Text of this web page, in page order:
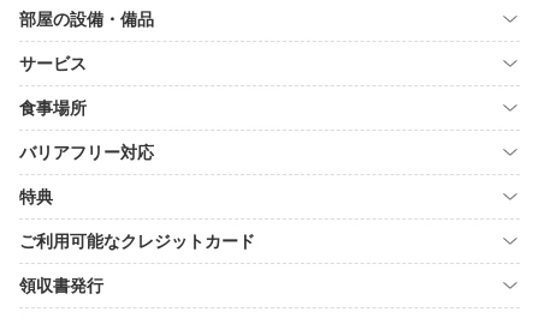
部屋の設備・備品
サービス
食事場所
バリアフリー対応
特典
ご利用可能なクレジットカード
領収書発行